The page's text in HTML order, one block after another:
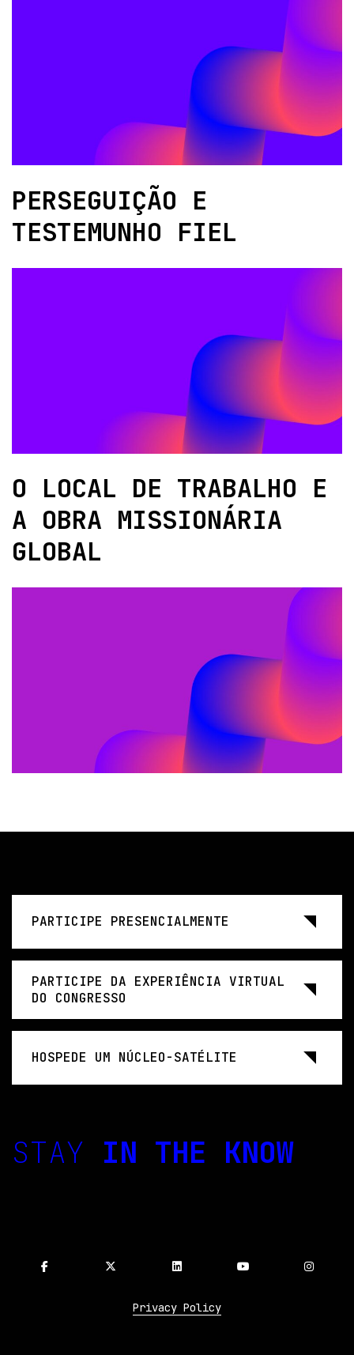
PERSEGUIÇÃO E
TESTEMUNHO FIEL
O LOCAL DE TRABALHO E
A OBRA MISSIONÁRIA
GLOBAL
PARTICIPE PRESENCIALMENTE
PARTICIPE DA EXPERIÊNCIA VIRTUAL
DO CONGRESSO
HOSPEDE UM NÚCLEO-SATÉLITE
STAY IN THE KNOW
Privacy Policy